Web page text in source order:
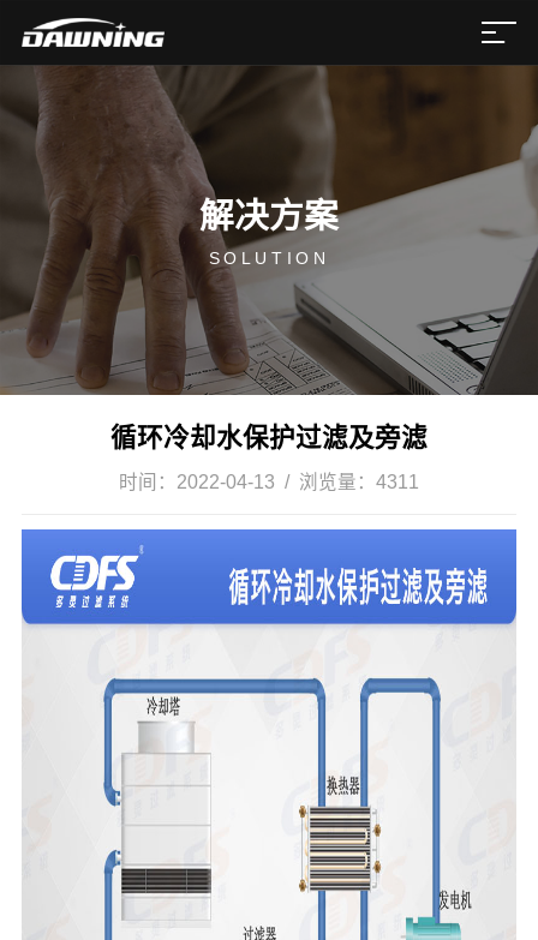
解决方案
SOLUTION
循环冷却水保护过滤及旁滤
时间： 2022-04-13 / 浏览量： 4311